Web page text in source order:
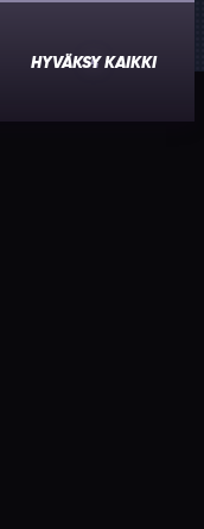
HYVÄKSY KAIKKI